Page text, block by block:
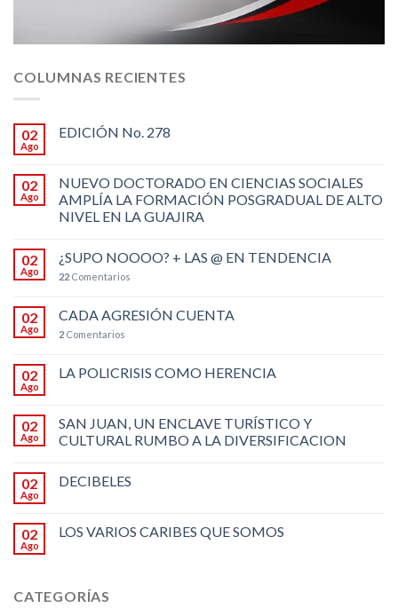
COLUMNAS RECIENTES
02
Ago
EDICIÓN No. 278
02
Ago
NUEVO DOCTORADO EN CIENCIAS SOCIALES
AMPLÍA LA FORMACIÓN POSGRADUAL DE ALTO
NIVEL EN LA GUAJIRA
02
Ago
¿SUPO NOOOO? + LAS @ EN TENDENCIA
22 Comentarios
02
Ago
CADA AGRESIÓN CUENTA
2 Comentarios
02
Ago
LA POLICRISIS COMO HERENCIA
02
Ago
SAN JUAN, UN ENCLAVE TURÍSTICO Y
CULTURAL RUMBO A LA DIVERSIFICACION
02
Ago
DECIBELES
02
Ago
LOS VARIOS CARIBES QUE SOMOS
CATEGORÍAS